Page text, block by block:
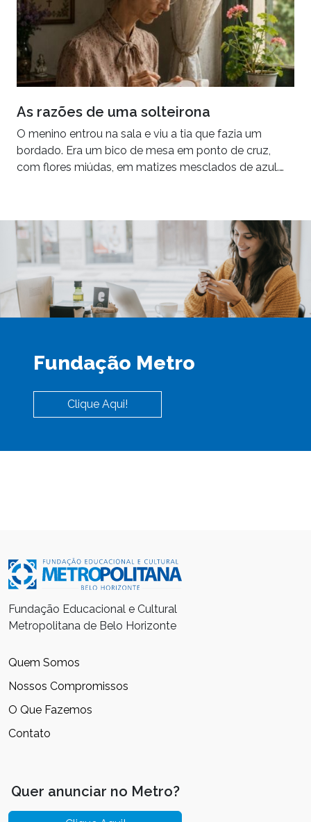
As razões de uma solteirona
O menino entrou na sala e viu a tia que fazia um
bordado. Era um bico de mesa em ponto de cruz,
com flores miúdas, em matizes mesclados de azul.…
Fundação Metro
Clique Aqui!
Fundação Educacional e Cultural
Metropolitana de Belo Horizonte
Quem Somos
Nossos Compromissos
O Que Fazemos
Contato
Quer anunciar no Metro?